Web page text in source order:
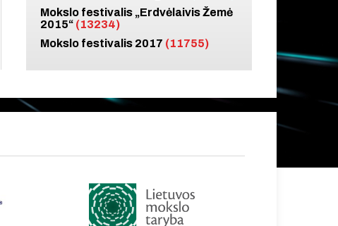
Mokslo festivalis „Erdvėlaivis Žemė
2015“ (13234)
Mokslo festivalis 2017 (11755)